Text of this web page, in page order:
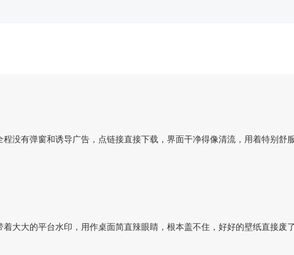
没有弹窗和诱导广告，点链接直接下载，界面干净得像清流，用着特别舒
大大的平台水印，用作桌面简直辣眼睛，根本盖不住，好好的壁纸直接废